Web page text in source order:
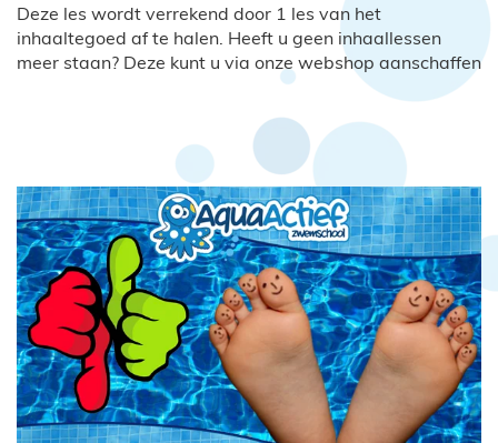
Deze les wordt verrekend door 1 les van het
inhaaltegoed af te halen. Heeft u geen inhaallessen
meer staan? Deze kunt u via onze webshop aanschaffen